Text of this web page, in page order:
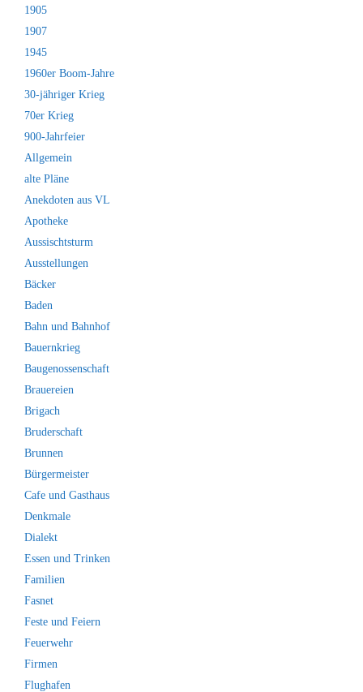
1905
1907
1945
1960er Boom-Jahre
30-jähriger Krieg
70er Krieg
900-Jahrfeier
Allgemein
alte Pläne
Anekdoten aus VL
Apotheke
Aussischtsturm
Ausstellungen
Bäcker
Baden
Bahn und Bahnhof
Bauernkrieg
Baugenossenschaft
Brauereien
Brigach
Bruderschaft
Brunnen
Bürgermeister
Cafe und Gasthaus
Denkmale
Dialekt
Essen und Trinken
Familien
Fasnet
Feste und Feiern
Feuerwehr
Firmen
Flughafen